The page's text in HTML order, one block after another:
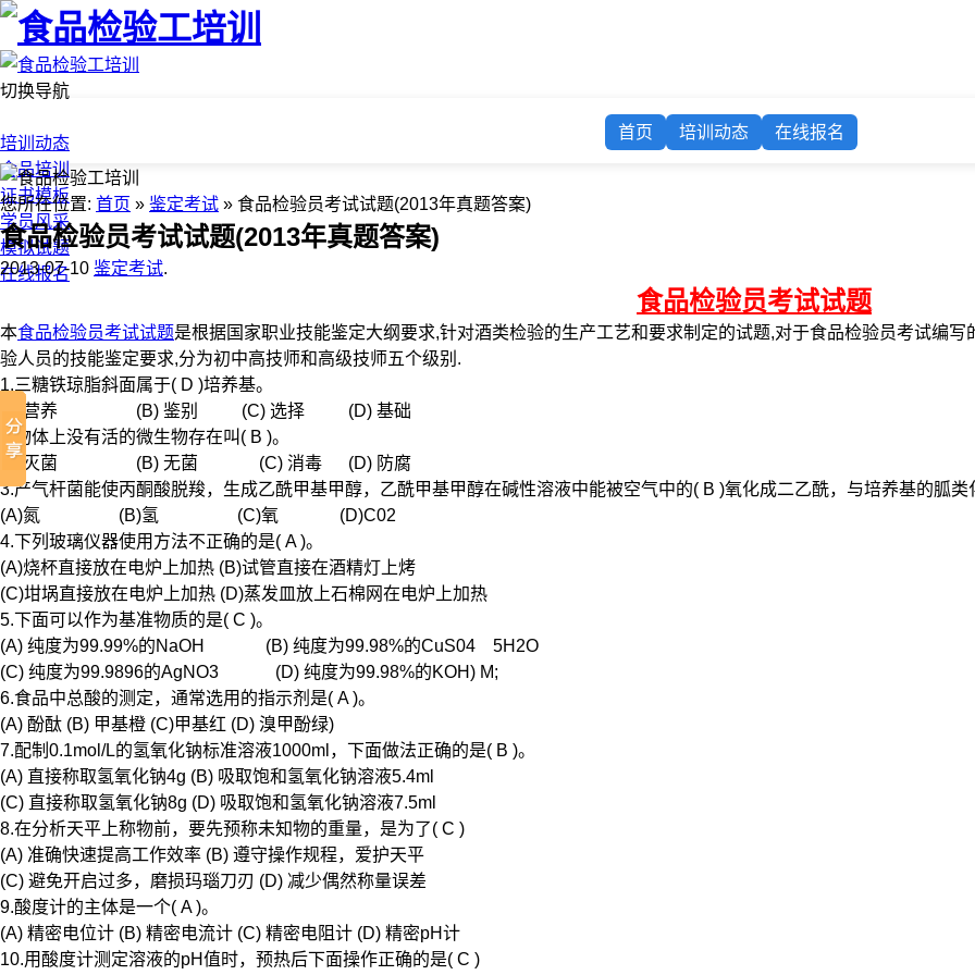
切换导航
培训动态
食品培训
证书模板
学员风采
模拟试题
在线报名
首页 培训动态 在线报名
您所在位置: 首页 » 鉴定考试 » 食品检验员考试试题(2013年真题答案)
食品检验员考试试题(2013年真题答案)
2013-07-10 鉴定考试.
食品检验员考试试题
本食品检验员考试试题是根据国家职业技能鉴定大纲要求,针对酒类检验的生产工艺和要求制定的试题,对于食品检验员考试编
验人员的技能鉴定要求,分为初中高技师和高级技师五个级别.
1.三糖铁琼脂斜面属于( D )培养基。
(A)营养 (B) 鉴别 (C) 选择 (D) 基础
2.物体上没有活的微生物存在叫( B )。
(A)灭菌 (B) 无菌 (C) 消毒 (D) 防腐
3.产气杆菌能使丙酮酸脱羧，生成乙酰甲基甲醇，乙酰甲基甲醇在碱性溶液中能被空气中的( B )氧化成二乙酰，与培养基的胍类
(A)氮 (B)氢 (C)氧 (D)C02
4.下列玻璃仪器使用方法不正确的是( A )。
(A)烧杯直接放在电炉上加热 (B)试管直接在酒精灯上烤
(C)坩埚直接放在电炉上加热 (D)蒸发皿放上石棉网在电炉上加热
5.下面可以作为基准物质的是( C )。
(A) 纯度为99.99%的NaOH (B) 纯度为99.98%的CuS04 5H2O
(C) 纯度为99.9896的AgNO3 (D) 纯度为99.98%的KOH) M;
6.食品中总酸的测定，通常选用的指示剂是( A )。
(A) 酚酞 (B) 甲基橙 (C)甲基红 (D) 溴甲酚绿)
7.配制0.1mol/L的氢氧化钠标准溶液1000ml，下面做法正确的是( B )。
(A) 直接称取氢氧化钠4g (B) 吸取饱和氢氧化钠溶液5.4ml
(C) 直接称取氢氧化钠8g (D) 吸取饱和氢氧化钠溶液7.5ml
8.在分析天平上称物前，要先预称未知物的重量，是为了( C )
(A) 准确快速提高工作效率 (B) 遵守操作规程，爱护天平
(C) 避免开启过多，磨损玛瑙刀刃 (D) 减少偶然称量误差
9.酸度计的主体是一个( A )。
(A) 精密电位计 (B) 精密电流计 (C) 精密电阻计 (D) 精密pH计
10.用酸度计测定溶液的pH值时，预热后下面操作正确的是( C )